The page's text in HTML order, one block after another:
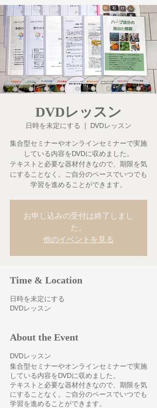
DVDレッスン
日時を未定にする DVDレッスン
集合型セミナーやオンラインセミナーで実施
している内容をDVDに収めました。
テキストと必要な器材付きなので、期限を気
にすることなく。ご自分のペースでいつでも
学習を進めることができます。
お申し込みの受付は終了しまし
た。
他のイベントを見る
Time & Location
日時を未定にする
DVDレッスン
About the Event
DVDレッスン
集合型セミナーやオンラインセミナーで実施
している内容をDVDに収めました。
テキストと必要な器材付きなので、期限を気
にすることなく。ご自分のペースでいつでも
学習を進めることができます。